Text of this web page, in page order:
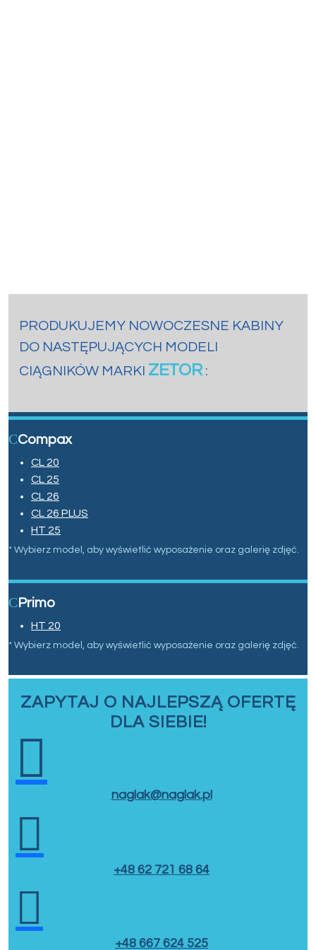
PRODUKUJEMY NOWOCZESNE KABINY
DO NASTĘPUJĄCYCH MODELI
CIĄGNIKÓW MARKI ZETOR:
Compax
CL 20
CL 25
CL 26
CL 26 PLUS
HT 25
* Wybierz model, aby wyświetlić wyposażenie oraz galerię zdjęć.
Primo
HT 20
* Wybierz model, aby wyświetlić wyposażenie oraz galerię zdjęć.
ZAPYTAJ O NAJLEPSZĄ OFERTĘ
DLA SIEBIE!

naglak@naglak.pl

+48 62 721 68 64

+48 667 624 525